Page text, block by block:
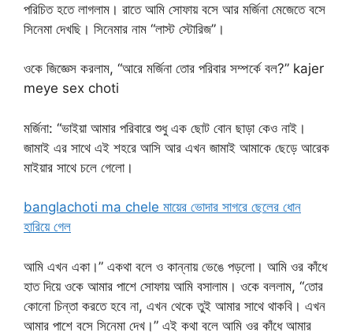
পরিচিত হতে লাগলাম। রাতে আমি সোফায় বসে আর মর্জিনা মেজেতে বসে
সিনেমা দেখছি। সিনেমার নাম “লাস্ট স্টোরিজ”।
ওকে জিজ্ঞেস করলাম, “আরে মর্জিনা তোর পরিবার সম্পর্কে বল?” kajer
meye sex choti
মর্জিনা: “ভাইয়া আমার পরিবারে শুধু এক ছোট বোন ছাড়া কেও নাই।
জামাই এর সাথে এই শহরে আসি আর এখন জামাই আমাকে ছেড়ে আরেক
মাইয়ার সাথে চলে গেলো।
banglachoti ma chele মায়ের ভোদার সাগরে ছেলের ধোন
হারিয়ে গেল
আমি এখন একা।” একথা বলে ও কান্নায় ভেঙে পড়লো। আমি ওর কাঁধে
হাত দিয়ে ওকে আমার পাশে সোফায় আমি বসালাম। ওকে বললাম, “তোর
কোনো চিন্তা করতে হবে না, এখন থেকে তুই আমার সাথে থাকবি। এখন
আমার পাশে বসে সিনেমা দেখ।” এই কথা বলে আমি ওর কাঁধে আমার